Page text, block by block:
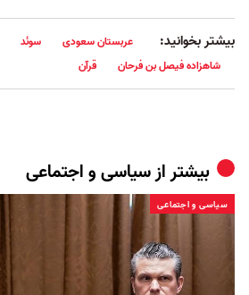
بیشتر بخوانید: عربستان سعودی سوئد
شاهزاده فیصل بن فرحان
قرآن
بیشتر ازسیاسی و اجتماعی
سیاسی و اجتماعی